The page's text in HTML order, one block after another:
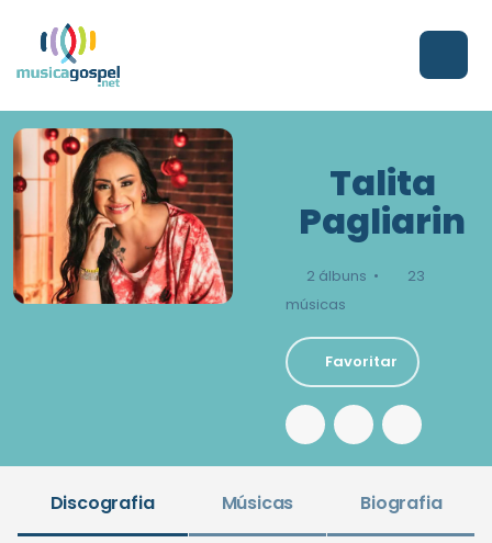
Talita
Pagliarin
2 álbuns •
23
músicas
Favoritar
Discografia Músicas Biografia